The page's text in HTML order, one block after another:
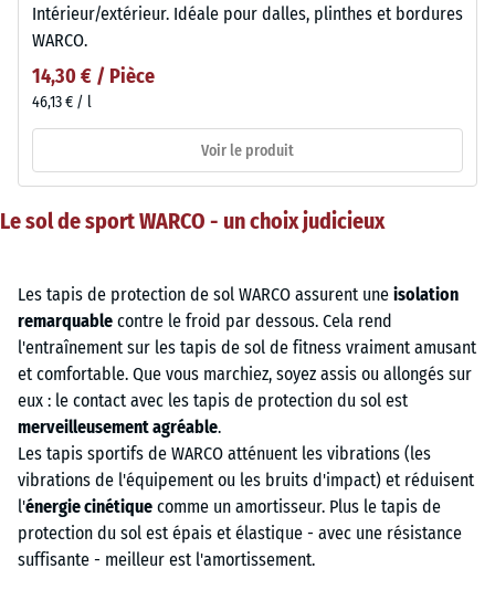
Intérieur/extérieur. Idéale pour dalles, plinthes et bordures
WARCO.
14,30 € / Pièce
46,13 € / l
Voir le produit
Le sol de sport WARCO - un choix judicieux
Les tapis de protection de sol WARCO assurent une isolation
remarquable contre le froid par dessous. Cela rend
l'entraînement sur les tapis de sol de fitness vraiment amusant
et comfortable. Que vous marchiez, soyez assis ou allongés sur
eux : le contact avec les tapis de protection du sol est
merveilleusement agréable.
Les tapis sportifs de WARCO atténuent les vibrations (les
vibrations de l'équipement ou les bruits d'impact) et réduisent
l'énergie cinétique comme un amortisseur. Plus le tapis de
protection du sol est épais et élastique - avec une résistance
suffisante - meilleur est l'amortissement.